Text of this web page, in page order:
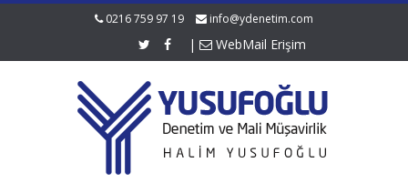
0216 759 97 19 info@ydenetim.com
| WebMail Erişim